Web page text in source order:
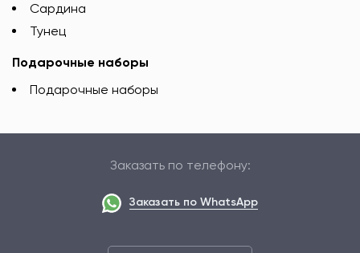
Сардина
Тунец
Подарочные наборы
Подарочные наборы
Заказать по телефону:
Заказать по WhatsApp